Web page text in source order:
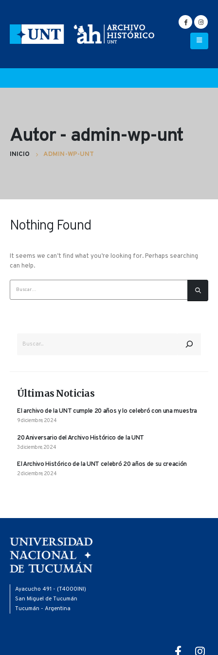
Autor - admin-wp-unt
INICIO ADMIN-WP-UNT
Nothing Found
It seems we can’t find what you’re looking for. Perhaps searching
can help.
Últimas Noticias
El archivo de la UNT cumple 20 años y lo celebró con una muestra
9 diciembre, 2024
20 Aniversario del Archivo Histórico de la UNT
3 diciembre, 2024
El Archivo Histórico de la UNT celebró 20 años de su creación
2 diciembre, 2024
Ayacucho 491 - (T4000INI)
San Miguel de Tucumán
Tucumán - Argentina